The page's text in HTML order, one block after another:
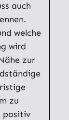
auch
welche
wird
zur
zu
positiv